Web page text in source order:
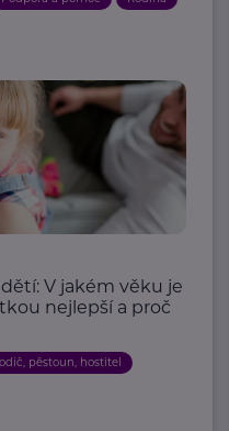
V jakém věku je
nejlepší a proč
pěstoun, hostitel